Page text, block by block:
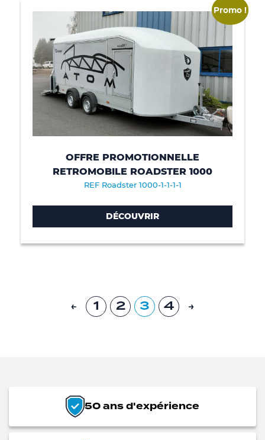
Promo !
OFFRE PROMOTIONNELLE
RETROMOBILE ROADSTER 1000
REF Roadster 1000-1-1-1-1
DÉCOUVRIR
← 1 2 3 4 →
50 ans d'expérience